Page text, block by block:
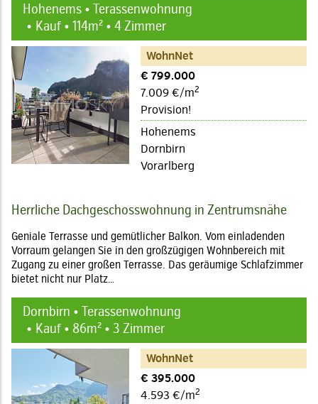
Hohenems • Terassenwohnung
Kauf • 114m² • 4 Zimmer
WohnNet
€ 799.000
7.009 €/m2
Provision!
Hohenems
Dornbirn
Vorarlberg
Herrliche Dachgeschosswohnung in Zentrumsnähe
Geniale Terrasse und gemütlicher Balkon. Vom einladenden
Vorraum gelangen Sie in den großzügigen Wohnbereich mit
Zugang zu einer großen Terrasse. Das geräumige Schlafzimmer
bietet nicht nur Platz…
Dornbirn • Terassenwohnung
Kauf • 86m² • 3 Zimmer
WohnNet
€ 395.000
4.593 €/m2